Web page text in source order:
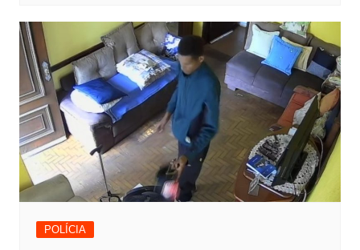
POLÍCIA